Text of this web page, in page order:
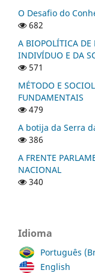
O Desafio do
682
A BIOPOLÍTICA DE
INDIVÍDUO E DA
571
MÉTODO E
FUNDAMENTAIS
479
A botija da Serra
386
A FRENTE
NACIONAL
340
Idioma
Português
English